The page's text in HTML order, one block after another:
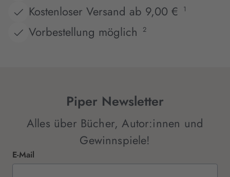
Kostenloser Versand ab 9,00 €
1
Vorbestellung möglich 2
Piper Newsletter
Alles über Bücher, Autor:innen und
Gewinnspiele!
E-Mail